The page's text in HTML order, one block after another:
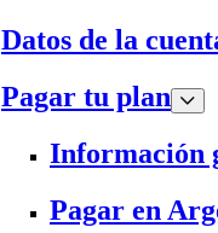
Datos de la
Pagar tu plan
Información
Pagar en